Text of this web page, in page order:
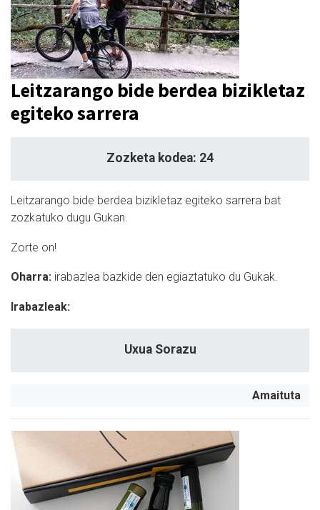
Leitzarango bide berdea bizikletaz
egiteko sarrera
Zozketa kodea: 24
Leitzarango bide berdea bizikletaz egiteko sarrera bat
zozkatuko dugu Gukan.
Zorte on!
Oharra: irabazlea bazkide den egiaztatuko du Gukak.
Irabazleak:
Uxua Sorazu
Amaituta